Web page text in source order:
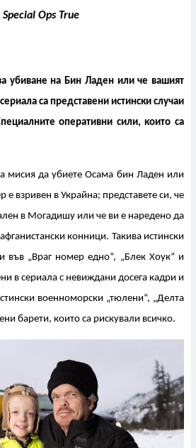
Ops True
убиване на Бин Ладен или че вашият
са представени истински случаи
оперативни сили, които са
мисия да убиете Осама бин Ладен или
е взривен в Украйна; представете си, че
в Могадишу или че ви е наредено да
конници. Такива истински
във „Враг номер едно“, „Блек Хоук“ и
в сериала с невиждани досега кадри и
военноморски „тюлени“, „Делта
барети, които са рискували всичко.